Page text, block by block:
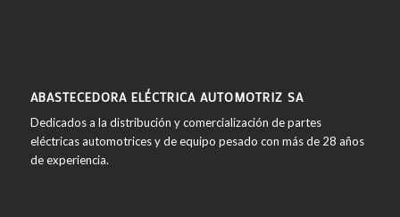
ABASTECEDORA ELÉCTRICA AUTOMOTRIZ SA
Dedicados a la distribución y comercialización de partes
eléctricas automotrices y de equipo pesado con más de 28 años
de experiencia.